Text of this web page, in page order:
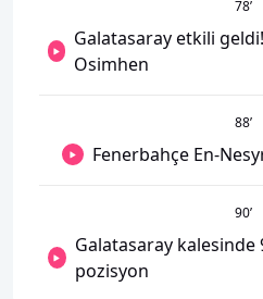
78’
Galatasaray etkili
Osimhen
88’
Fenerbahçe En-
90’
Galatasaray kalesinde
pozisyon